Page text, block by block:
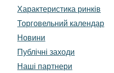
Характеристика pинків
Торговельний календар
Новини
Публічні заходи
Наші партнери